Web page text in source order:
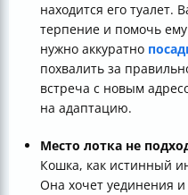
находится его
терпение и помочь
нужно аккуратно
похвалить за
встреча с новым
на адаптацию.
Место лотка не
Кошка, как истинный
Она хочет уединения